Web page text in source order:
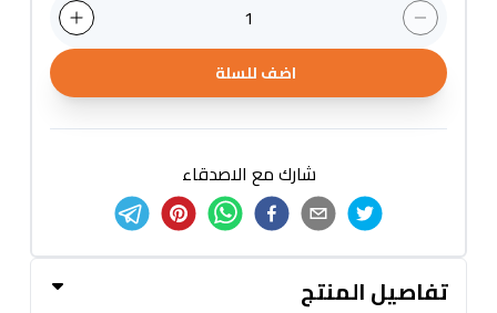
1
اضف للسلة
شارك مع الاصدقاء
تفاصيل المنتج